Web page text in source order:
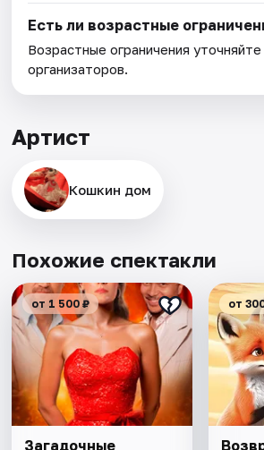
Есть ли возрастные
Возрастные ограничения уточняйте
организаторов.
Артист
Кошкин дом
Похожие спектакли
от 1 500 ₽
Загадочные
от